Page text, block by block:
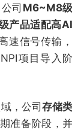
司 M6~M8级
产品适配高AI
速信号传输，
项目导入阶
，公司 存储类
准备阶段，并